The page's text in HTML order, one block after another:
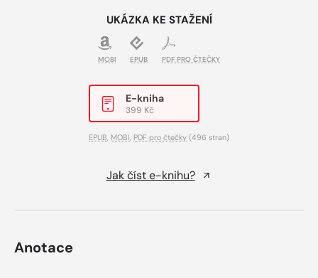
UKÁZKA KE STAŽENÍ
MOBI EPUB PDF PRO ČTEČKY
E-kniha
399 Kč
EPUB, MOBI, PDF pro čtečky (496 stran)
Jak číst e-knihu?
Anotace